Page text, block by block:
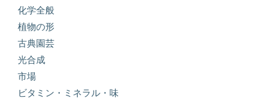
化学全般
植物の形
古典園芸
光合成
市場
ビタミン・ミネラル・味